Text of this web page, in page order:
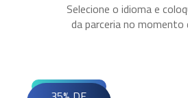
Selecione o idioma e
da parceria no momento